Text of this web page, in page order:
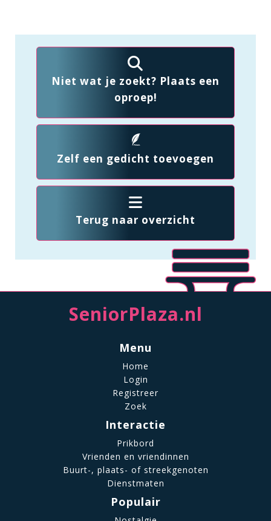
Niet wat je zoekt? Plaats een
oproep!
Zelf een gedicht toevoegen
Terug naar overzicht
SeniorPlaza.nl
Menu
Home
Login
Registreer
Zoek
Interactie
Prikbord
Vrienden en vriendinnen
Buurt-, plaats- of streekgenoten
Dienstmaten
Populair